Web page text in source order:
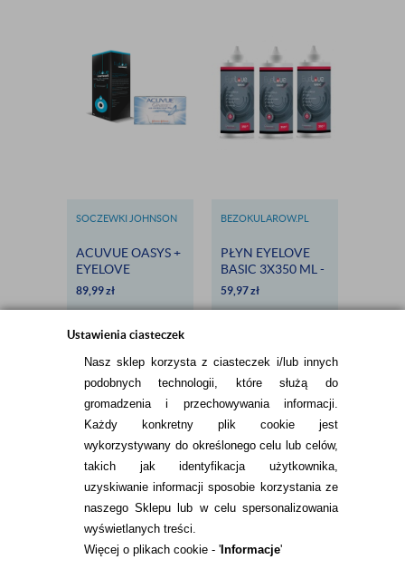
Ustawienia ciasteczek
Nasz sklep korzysta z ciasteczek i/lub innych
podobnych technologii, które służą do
gromadzenia i przechowywania informacji.
Każdy konkretny plik cookie jest
wykorzystywany do określonego celu lub celów,
takich jak identyfikacja użytkownika,
uzyskiwanie informacji sposobie korzystania ze
naszego Sklepu lub w celu spersonalizowania
wyświetlanych treści.
Więcej o plikach cookie - 'Informacje'
SOCZEWKI JOHNSON
ACUVUE OASYS +
EYELOVE
COMFORT 360 ML
89,99zł
BEZOKULAROW.PL
PŁYN EYELOVE
BASIC 3X350 ML -
DARMOWA
59,97zł
INFORMACJE KONTAKTOWE
KONTAKT